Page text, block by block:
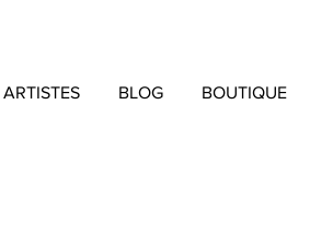
ARTISTES BLOG BOUTIQUE